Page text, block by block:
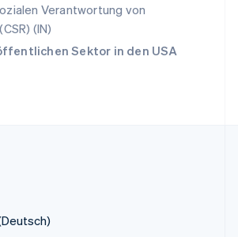
Verantwortung von
(IN)
Sektor in den USA
Republik